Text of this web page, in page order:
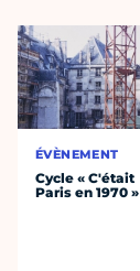
ÉVÈNEMENT
Cycle « C'était
Paris en 1970 »